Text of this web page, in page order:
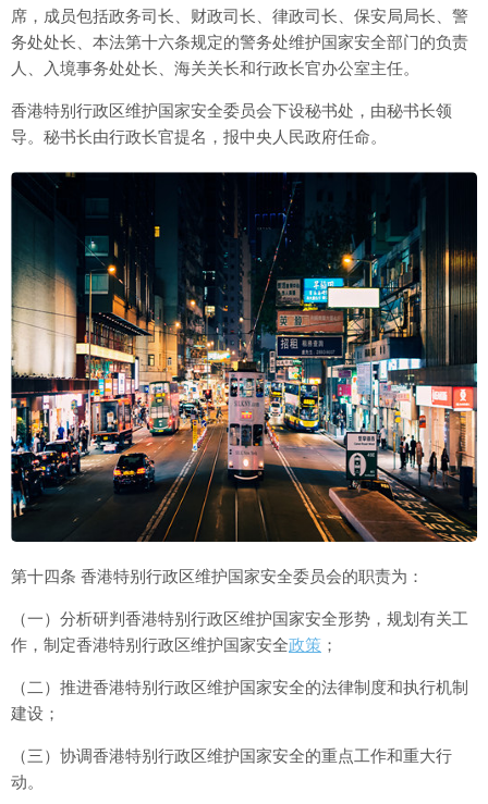
席，成员包括政务司长、财政司长、律政司长、保安局局长、警
务处处长、本法第十六条规定的警务处维护国家安全部门的负责
人、入境事务处处长、海关关长和行政长官办公室主任。
香港特别行政区维护国家安全委员会下设秘书处，由秘书长领
导。秘书长由行政长官提名，报中央人民政府任命。
第十四条 香港特别行政区维护国家安全委员会的职责为：
（一）分析研判香港特别行政区维护国家安全形势，规划有关工
作，制定香港特别行政区维护国家安全政策 ；
（二）推进香港特别行政区维护国家安全的法律制度和执行机制
建设；
（三）协调香港特别行政区维护国家安全的重点工作和重大行
动。